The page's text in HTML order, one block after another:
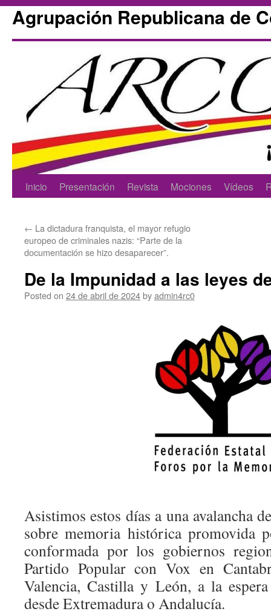
Agrupación Republicana de
Skip
content
Inicio Presentación Revista Mociones Vídeos
← La dictadura franquista, el mayor refugio
europeo de criminales nazis: “Parte de la
documentación se hizo desaparecer”.
De la Impunidad a las leyes
Posted on 24 de abril de 2024byadmin4rc0
Asistimos estos días a una avalancha
sobre memoria histórica promovida
conformada por los gobiernos
Partido Popular con Vox en
Valencia, Castilla y León, a la
desde Extremadura o Andalucía.